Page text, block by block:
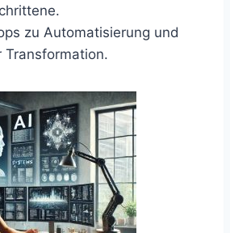
zu Automatisierung und
Transformation.